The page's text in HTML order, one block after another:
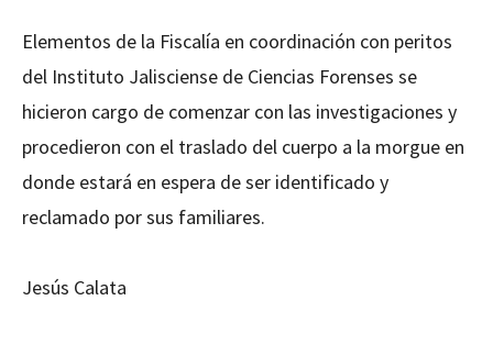
Elementos de la Fiscalía en coordinación con peritos
del Instituto Jalisciense de Ciencias Forenses se
hicieron cargo de comenzar con las investigaciones y
procedieron con el traslado del cuerpo a la morgue en
donde estará en espera de ser identificado y
reclamado por sus familiares.
Jesús Calata